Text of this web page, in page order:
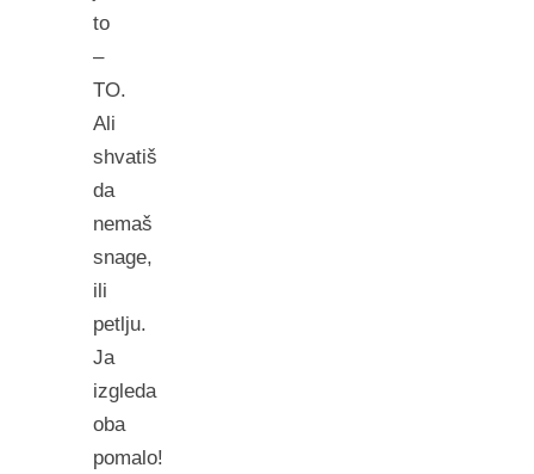
to
–
TO.
Ali
shvatiš
da
nemaš
snage,
ili
petlju.
Ja
izgleda
oba
pomalo!